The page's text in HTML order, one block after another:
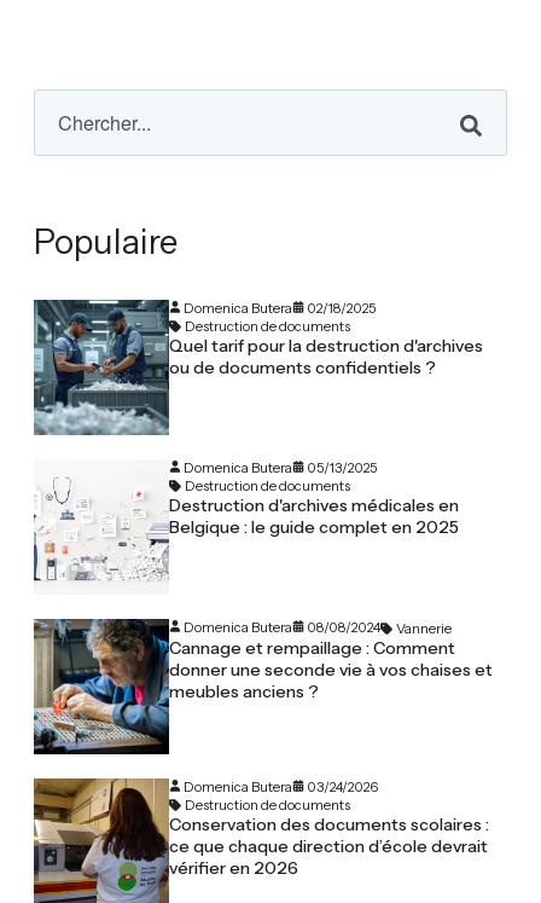
Populaire
Domenica Butera
02/18/2025
Destruction de documents
Quel tarif pour la destruction d'archives
ou de documents confidentiels ?
Domenica Butera
05/13/2025
Destruction de documents
Destruction d'archives médicales en
Belgique : le guide complet en 2025
Domenica Butera 08/08/2024 Vannerie
Cannage et rempaillage : Comment
donner une seconde vie à vos chaises et
meubles anciens ?
Domenica Butera
03/24/2026
Destruction de documents
Conservation des documents scolaires :
ce que chaque direction d’école devrait
vérifier en 2026